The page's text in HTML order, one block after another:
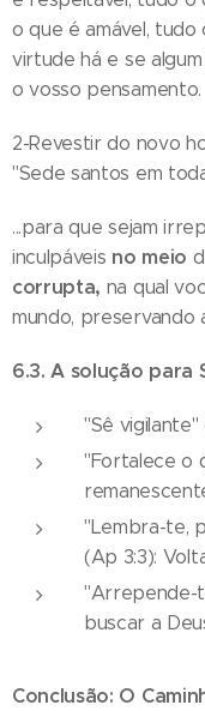
o que é amável, tudo
virtude há e se
o vosso pensamento.
2-Revestir do novo
"Sede santos em
...para que sejam
inculpáveis no meio
corrupta, na qual
mundo, preservando
6.3. A solução para
"Sê vigilante"
"Fortalece o
"Lembra-te,
(Ap 3:3):
"Arrepende-
buscar a
Conclusão: O